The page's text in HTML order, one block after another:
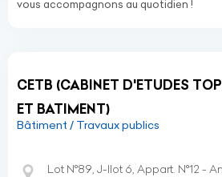
vous accompagnons au quotidien !
CETB (CABINET D'ETUDES
ET BATIMENT)
Bâtiment / Travaux publics
Lot N°89, J-Ilot 6, Appart. N°12 -